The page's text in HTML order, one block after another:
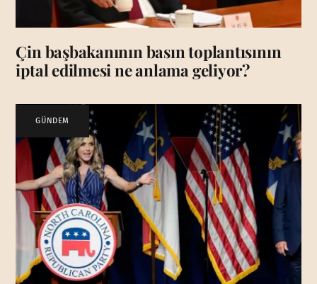
Çin başbakanının basın toplantısının
iptal edilmesi ne anlama geliyor?
GÜNDEM